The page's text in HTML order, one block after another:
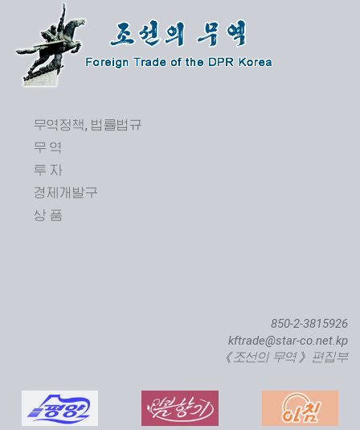
제24차 평양봄철국제상품전람회 개막
무역정책, 법률법규
무 역
투 자
경제개발구
상 품
850-2-3815926
kftrade@star-co.net.kp
《조선의 무역》 편집부